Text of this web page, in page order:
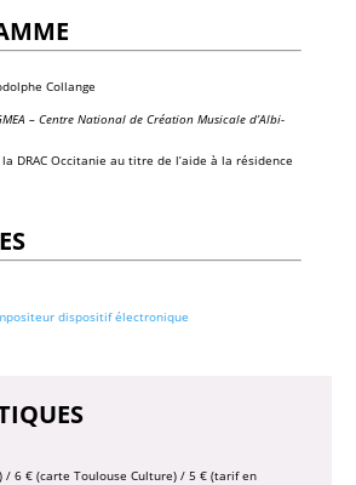
Collange
– Centre National de Création Musicale d’Albi-
DRAC Occitanie au titre de l’aide à la résidence
dispositif électronique
/ 6 € (carte Toulouse Culture) / 5 € (tarif en